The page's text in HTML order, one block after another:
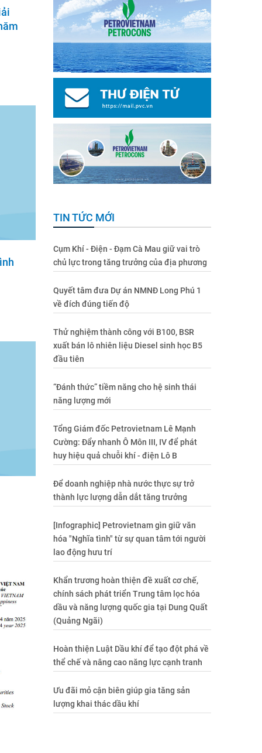
TIN TỨC MỚI
Cụm Khí - Điện - Đạm Cà Mau giữ vai trò
chủ lực trong tăng trưởng của địa phương
Quyết tâm đưa Dự án NMNĐ Long Phú 1
về đích đúng tiến độ
Thử nghiệm thành công với B100, BSR
xuất bán lô nhiên liệu Diesel sinh học B5
đầu tiên
“Đánh thức” tiềm năng cho hệ sinh thái
năng lượng mới
Tổng Giám đốc Petrovietnam Lê Mạnh
Cường: Đẩy nhanh Ô Môn III, IV để phát
huy hiệu quả chuỗi khí - điện Lô B
Để doanh nghiệp nhà nước thực sự trở
thành lực lượng dẫn dắt tăng trưởng
[Infographic] Petrovietnam gìn giữ văn
hóa "Nghĩa tình" từ sự quan tâm tới người
lao động hưu trí
Khẩn trương hoàn thiện đề xuất cơ chế,
chính sách phát triển Trung tâm lọc hóa
dầu và năng lượng quốc gia tại Dung Quất
(Quảng Ngãi)
Hoàn thiện Luật Dầu khí để tạo đột phá về
thể chế và nâng cao năng lực cạnh tranh
Ưu đãi mỏ cận biên giúp gia tăng sản
lượng khai thác dầu khí